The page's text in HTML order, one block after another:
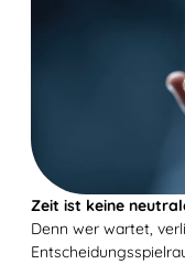
Zeit ist keine
Denn wer wartet,